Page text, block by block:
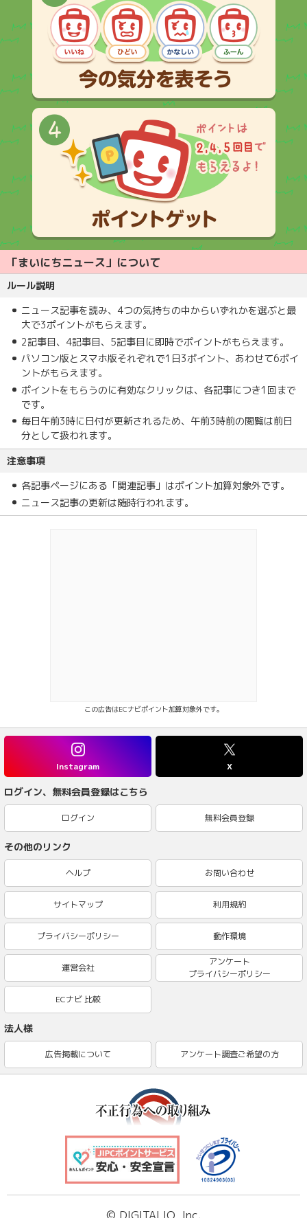
「まいにちニュース」について
ルール説明
ニュース記事を読み、4つの気持ちの中からいずれかを選ぶと最
大で3ポイントがもらえます。
2記事目、4記事目、5記事目に即時でポイントがもらえます。
パソコン版とスマホ版それぞれで1日3ポイント、あわせて6ポイ
ントがもらえます。
ポイントをもらうのに有効なクリックは、各記事につき1回まで
です。
毎日午前3時に日付が更新されるため、午前3時前の閲覧は前日
分として扱われます。
注意事項
各記事ページにある「関連記事」はポイント加算対象外です。
ニュース記事の更新は随時行われます。
この広告はECナビポイント加算対象外です。
Instagram X
ログイン、無料会員登録はこちら
ログイン 無料会員登録
その他のリンク
ヘルプ お問い合わせ
サイトマップ 利用規約
プライバシーポリシー 動作環境
運営会社
アンケート
プライバシーポリシー
ECナビ 比較
法人様
広告掲載について アンケート調査ご希望の方